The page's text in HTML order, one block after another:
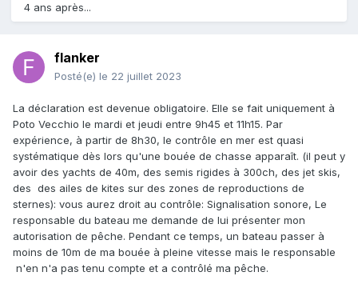
4 ans après...
flanker
Posté(e) le 22 juillet 2023
La déclaration est devenue obligatoire. Elle se fait uniquement à
Poto Vecchio le mardi et jeudi entre 9h45 et 11h15. Par
expérience, à partir de 8h30, le contrôle en mer est quasi
systématique dès lors qu'une bouée de chasse apparaît. (il peut y
avoir des yachts de 40m, des semis rigides à 300ch, des jet skis,
des des ailes de kites sur des zones de reproductions de
sternes): vous aurez droit au contrôle: Signalisation sonore, Le
responsable du bateau me demande de lui présenter mon
autorisation de pêche. Pendant ce temps, un bateau passer à
moins de 10m de ma bouée à pleine vitesse mais le responsable
n'en n'a pas tenu compte et a contrôlé ma pêche.